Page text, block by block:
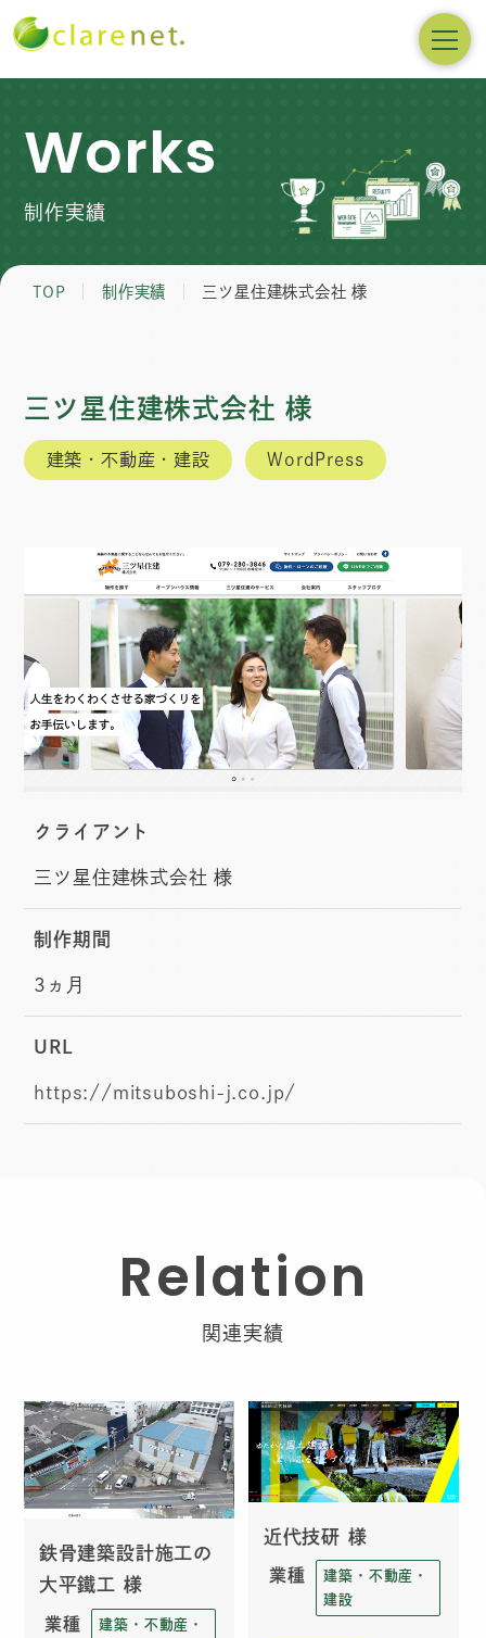
Works
制作実績
TOP 制作実績 三ツ星住建株式会社 様
三ツ星住建株式会社 様
建築・不動産・建設 WordPress
クライアント
三ツ星住建株式会社 様
制作期間
3ヵ月
URL
https://mitsuboshi-j.co.jp/
Relation
関連実績
鉄骨建築設計施工の
大平鐵工 様
業種
建築・不動産・
近代技研 様
業種
建築・不動産・
建設